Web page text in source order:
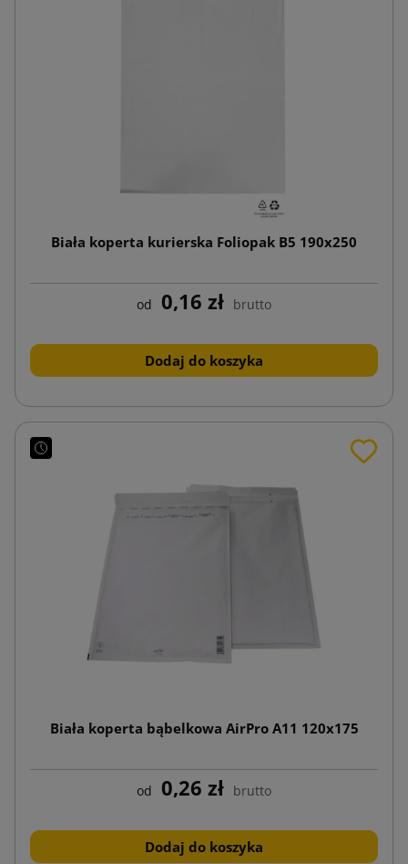
Biała koperta kurierska Foliopak B5 190x250
od 0,16 zł brutto
Dodaj do koszyka
Biała koperta bąbelkowa AirPro A11 120x175
od 0,26 zł brutto
Dodaj do koszyka